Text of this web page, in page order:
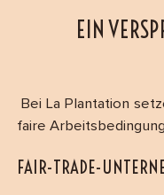
EIN
Bei La Plantation
faire
FAIR-TRADE-